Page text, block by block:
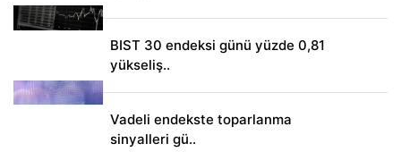
BIST 30 endeksi günü yüzde 0,81
yükseliş..
Vadeli endekste toparlanma
sinyalleri gü..